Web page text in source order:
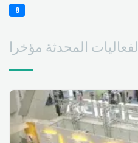
8
الفعاليات المحدثة مؤخرا